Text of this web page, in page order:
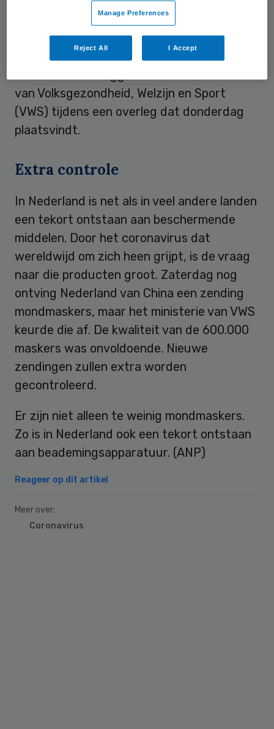
Tot 2 april kunnen zorgmedewerkers die
enquête anoniem invullen. NU’91 gaat de
van Volksgezondheid, Welzijn en Sport
(VWS) tijdens een overleg dat donderdag
plaatsvindt.
Extra controle
In Nederland is net als in veel andere landen
een tekort ontstaan aan beschermende
middelen. Door het coronavirus dat
wereldwijd om zich heen grijpt, is de vraag
naar die producten groot. Zaterdag nog
ontving Nederland van China een zending
mondmaskers, maar het ministerie van VWS
keurde die af. De kwaliteit van de 600.000
maskers was onvoldoende. Nieuwe
zendingen zullen extra worden
gecontroleerd.
Er zijn niet alleen te weinig mondmaskers.
Zo is in Nederland ook een tekort ontstaan
aan beademingsapparatuur. (ANP)
Reageer op dit artikel
Meer over:
Coronavirus
Manage Preferences
Reject All I Accept